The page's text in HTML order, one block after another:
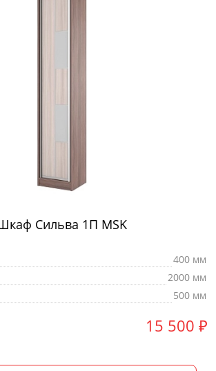
Сильва 1П MSK
400 мм
2000 мм
500 мм
15 500 ₽